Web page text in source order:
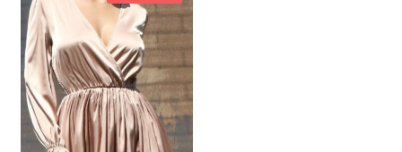
TIENE
MÚLTIPLES
VARIANTES.
LAS
OPCIONES
SE